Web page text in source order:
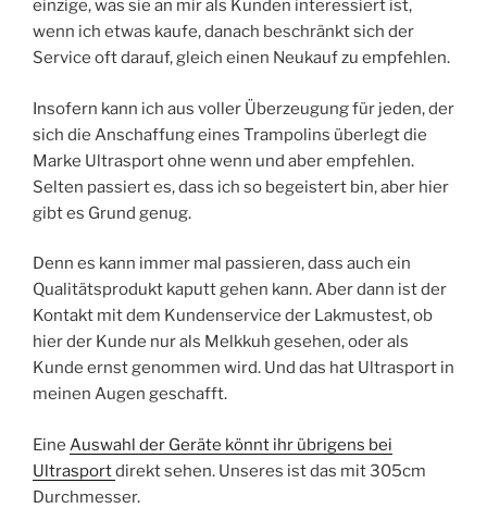
einzige, was sie an mir als Kunden interessiert ist,
wenn ich etwas kaufe, danach beschränkt sich der
Service oft darauf, gleich einen Neukauf zu empfehlen.
Insofern kann ich aus voller Überzeugung für jeden, der
sich die Anschaffung eines Trampolins überlegt die
Marke Ultrasport ohne wenn und aber empfehlen.
Selten passiert es, dass ich so begeistert bin, aber hier
gibt es Grund genug.
Denn es kann immer mal passieren, dass auch ein
Qualitätsprodukt kaputt gehen kann. Aber dann ist der
Kontakt mit dem Kundenservice der Lakmustest, ob
hier der Kunde nur als Melkkuh gesehen, oder als
Kunde ernst genommen wird. Und das hat Ultrasport in
meinen Augen geschafft.
Eine Auswahl der Geräte könnt ihr übrigens bei
Ultrasportdirekt sehen. Unseres ist das mit 305cm
Durchmesser.